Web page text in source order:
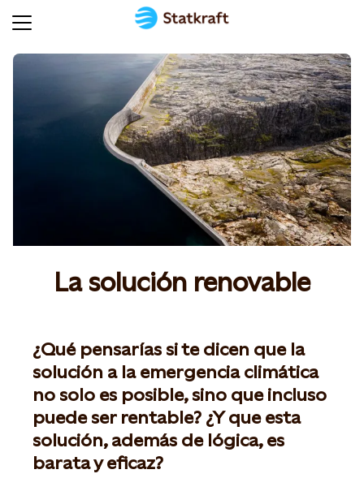
Soluciones
para
empresas
Talento
Territorio
y
sociedad
La solución renovable
¿Qué pensarías si te dicen que la
solución a la emergencia climática
no solo es posible, sino que incluso
puede ser rentable? ¿Y que esta
solución, además de lógica, es
barata y eficaz?